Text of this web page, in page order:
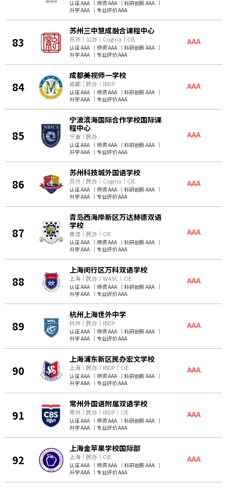
认证 AAA ｜ 师资 AAA ｜科研创新 AAA ｜
升学 AAA ｜专业评价 AAA
83
苏州三中慧成融合课程中心
苏州 ｜ 公办 ｜ Cognia ｜ CIE
认证 AAA ｜ 师资 AAA ｜科研创新 AAA ｜
升学 AAA ｜专业评价 AAA
AAA
84
成都美视师一学校
成都 ｜ 民办 ｜ IBDP
认证 AAA ｜ 师资 AAA ｜科研创新 AAA ｜
升学 AAA ｜专业评价 AAA
AAA
85
宁波滨海国际合作学校国际课
程中心
宁波 ｜ 民办
认证 AAA ｜ 师资 AAA ｜科研创新 AAA ｜
升学 AAA ｜专业评价 AAA
AAA
86
苏州科技城外国语学校
苏州 ｜ 民办 ｜ Cognia ｜ CIE
认证 AAA ｜ 师资 AAA ｜科研创新 AAA ｜
升学 AAA ｜专业评价 AAA
AAA
87
青岛西海岸新区万达赫德双语
学校
青岛 ｜ 民办 ｜ CIE
认证 AAA ｜ 师资 AAA ｜科研创新 AAA ｜
升学 AAA ｜专业评价 AAA
AAA
88
上海闵行区万科双语学校
上海 ｜ 民办 ｜WASC ｜ CIE
认证 AAA ｜ 师资 AAA ｜科研创新 AAA ｜
升学 AAA ｜专业评价 AAA
AAA
89
杭州上海世外中学
杭州 ｜ 民办 ｜ IBDP
认证 AAA ｜ 师资 AAA ｜科研创新 AAA ｜
升学 AAA ｜专业评价 AAA
AAA
90
上海浦东新区民办宏文学校
上海 ｜ 民办 ｜ IBDP ｜ CIE
认证 AAA ｜ 师资 AAA ｜科研创新 AAA ｜
升学 AAA ｜专业评价 AAA
AAA
91
常州外国语附属双语学校
常州 ｜ 民办 ｜ IBDP ｜ CIE
认证 AAA ｜ 师资 AAA ｜科研创新 AAA ｜
升学 AAA ｜专业评价 AAA
AAA
92
上海金苹果学校国际部
上海 ｜ 民办 ｜ CIE
认证 AAA ｜ 师资 AAA ｜科研创新 AAA ｜
升学 AAA ｜专业评价 AAA
AAA